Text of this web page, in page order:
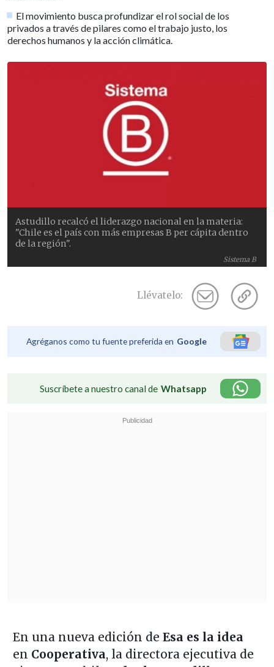
El movimiento busca profundizar el rol social de los
privados a través de pilares como el trabajo justo, los
derechos humanos y la acción climática.
Sistema B
Astudillo recalcó el liderazgo nacional en la materia:
"Chile es el país con más empresas B per cápita dentro
de la región".
Llévatelo:
Agréganos como tu fuente preferida en Google
Suscríbete a nuestro canal de Whatsapp
En una nueva edición de Esa es la idea
en Cooperativa, la directora ejecutiva de